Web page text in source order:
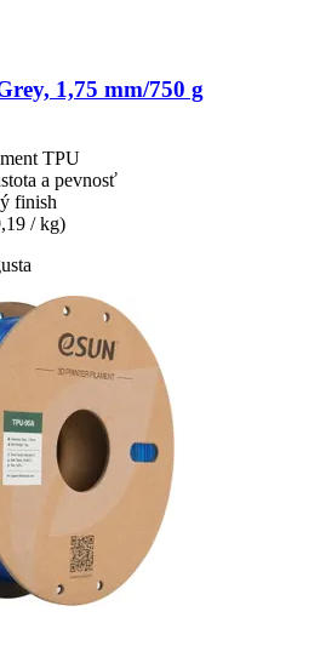
1,75 mm/750 g
TPU
a pevnosť
finish
/ kg)